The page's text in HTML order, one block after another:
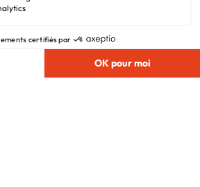
Plan du site